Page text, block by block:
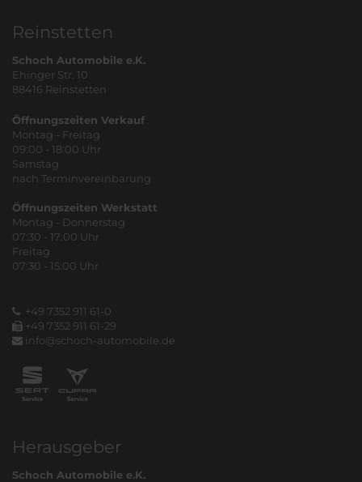
Reinstetten
Schoch Automobile e.K.
Ehinger Str. 10
88416 Reinstetten
Öffnungszeiten Verkauf
Montag - Freitag
09:00 - 18:00 Uhr
Samstag
nach Terminvereinbarung
Öffnungszeiten Werkstatt
Montag - Donnerstag
07:30 - 17:00 Uhr
Freitag
07:30 - 15:00 Uhr
+49 7352 911 61-0
+49 7352 911 61-29
info@schoch-automobile.de
Herausgeber
Schoch Automobile e.K.